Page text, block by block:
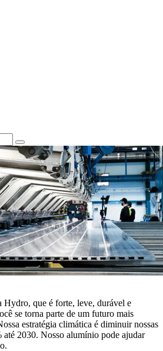
Hydro, que é forte, leve, durável e
se torna parte de um futuro mais
estratégia climática é diminuir nossas
até 2030. Nosso alumínio pode ajudar